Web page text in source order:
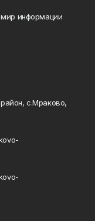
мир информации
с.Мраково,